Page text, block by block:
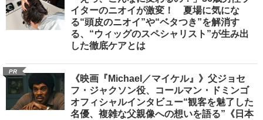
イターのニオイが激変！ 夏場に気にな
る“頭皮のニオイ”や“ベタつき”を解消す
る、“ウィッグのスペシャリスト”が生み出
した徹底ケアとは
PR
《映画『Michael／マイケル』》父ジョセ
フ・ジャクソン役、コールマン・ドミンゴ
オフィシャルインタビュー“観客を魅了した
名優、複雑な父親像への想いを語る”《日本